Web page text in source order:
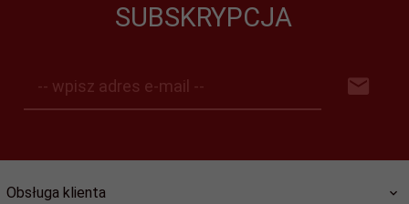
SUBSKRYPCJA
-- wpisz adres e-mail --
Obsługa klienta